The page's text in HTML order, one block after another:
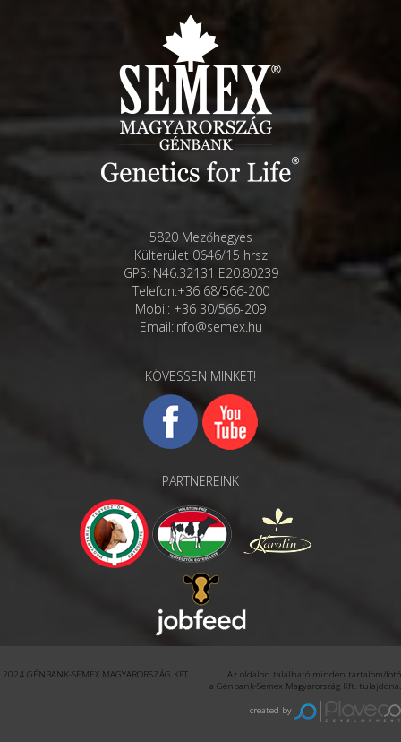
5820 Mezőhegyes
Külterület 0646/15 hrsz
GPS: N46.32131 E20.80239
Telefon:+36 68/566-200
Mobil: +36 30/566-209
Email:info@semex.hu
KÖVESSEN MINKET!
PARTNEREINK
2024 GÉNBANK-SEMEX MAGYARORSZÁG KFT. Az oldalon található minden tartalom/fotó
a Génbank-Semex Magyarország Kft. tulajdona.
created by